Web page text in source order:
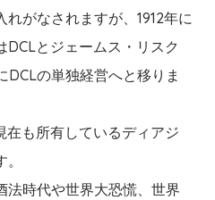
がなされますが、1912年に
とジェームス・リスク
DCLの単独経営へと移りま
在も所有しているディアジ
法時代や世界大恐慌、世界